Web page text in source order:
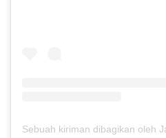
Sebuah kiriman dibagikan oleh